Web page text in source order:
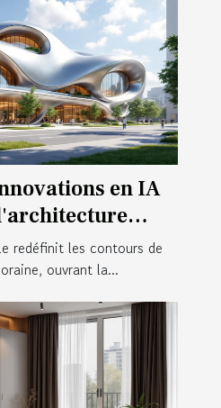
en IA
redéfinit les contours de
ouvrant la...